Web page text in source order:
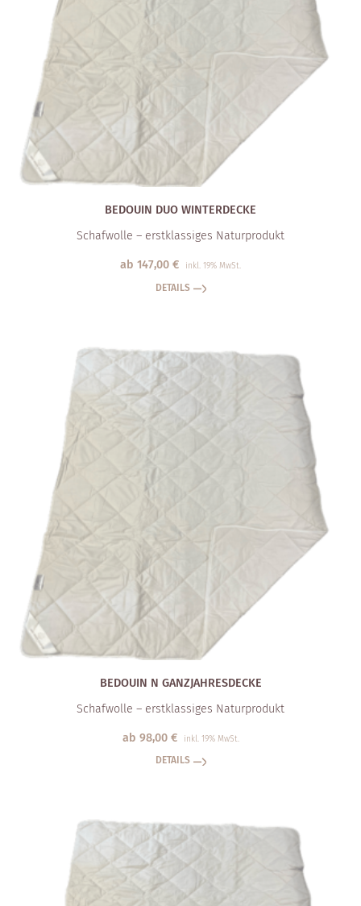
BEDOUIN DUO WINTERDECKE
Schafwolle – erstklassiges Naturprodukt
ab 147,00 € inkl. 19% MwSt.
DETAILS
BEDOUIN N GANZJAHRESDECKE
Schafwolle – erstklassiges Naturprodukt
ab 98,00 € inkl. 19% MwSt.
DETAILS